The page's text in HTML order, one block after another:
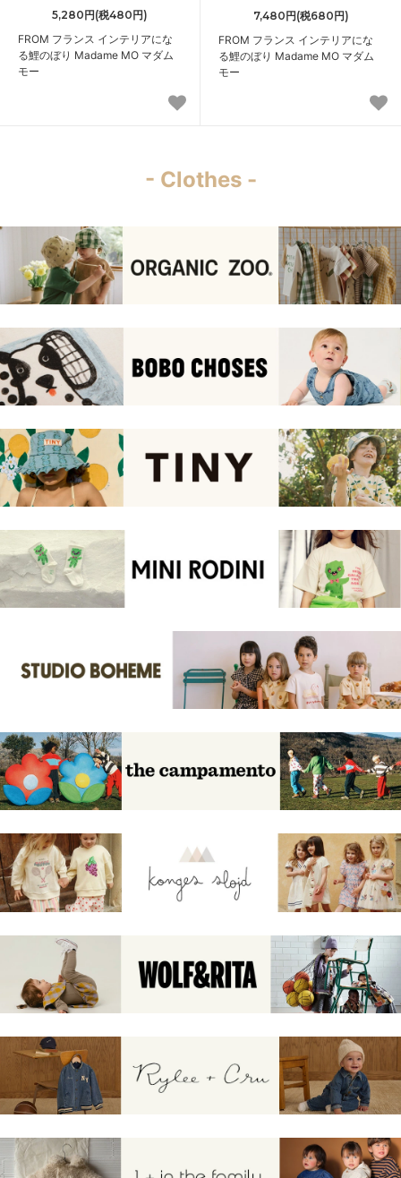
5,280円(税480円)
FROM フランス インテリアにな
る鯉のぼり Madame MO マダム
モー
7,480円(税680円)
FROM フランス インテリアにな
る鯉のぼり Madame MO マダム
モー
- Clothes -